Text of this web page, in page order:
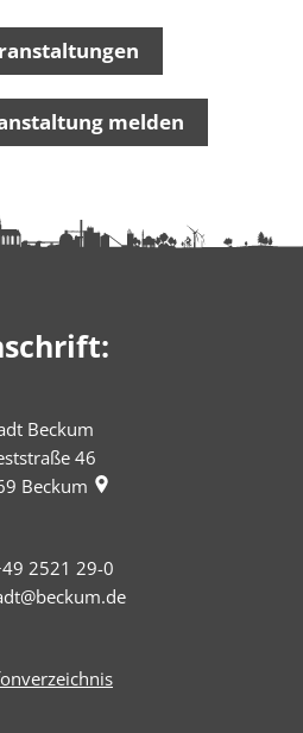
melden
Beckum
46
Beckum
2521 29-0